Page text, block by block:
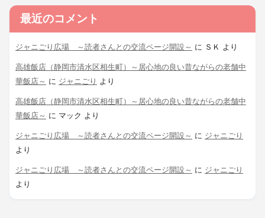
最近のコメント
ジャニごり広場 ～読者さんとの交流ページ開設～ に ＳＫ より
高雄飯店（静岡市清水区相生町）～居心地の良い昔ながらの老舗中
華飯店～ に ジャニごり より
高雄飯店（静岡市清水区相生町）～居心地の良い昔ながらの老舗中
華飯店～ に マック より
ジャニごり広場 ～読者さんとの交流ページ開設～ に ジャニごり
より
ジャニごり広場 ～読者さんとの交流ページ開設～ に ジャニごり
より